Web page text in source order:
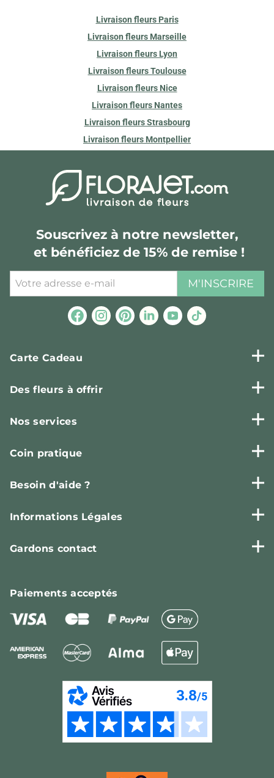
Livraison fleurs Paris
Livraison fleurs Marseille
Livraison fleurs Lyon
Livraison fleurs Toulouse
Livraison fleurs Nice
Livraison fleurs Nantes
Livraison fleurs Strasbourg
Livraison fleurs Montpellier
Souscrivez à notre newsletter,
et bénéficiez de 15% de remise !
M'INSCRIRE
Carte Cadeau
Des fleurs à offrir
Nos services
Coin pratique
Besoin d'aide ?
Informations Légales
Gardons contact
Paiementsacceptés